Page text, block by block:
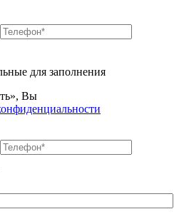
для заполнения
Вы